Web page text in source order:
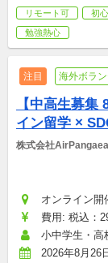
リモート可 初
勉強熱心
注目 海外ボラ
【中高生募集
イン留学 ×
株式会社AirPangaea
オンライン開
費用: 税込：
小中学生・高
2026年8月26